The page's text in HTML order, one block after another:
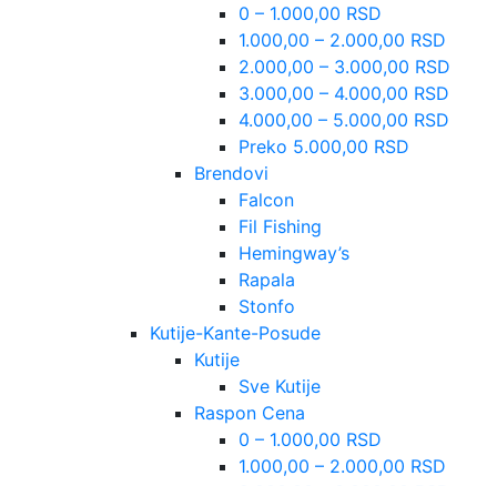
0 – 1.000,00 RSD
1.000,00 – 2.000,00 RSD
2.000,00 – 3.000,00 RSD
3.000,00 – 4.000,00 RSD
4.000,00 – 5.000,00 RSD
Preko 5.000,00 RSD
Brendovi
Falcon
Fil Fishing
Hemingway’s
Rapala
Stonfo
Kutije-Kante-Posude
Kutije
Sve Kutije
Raspon Cena
0 – 1.000,00 RSD
1.000,00 – 2.000,00 RSD